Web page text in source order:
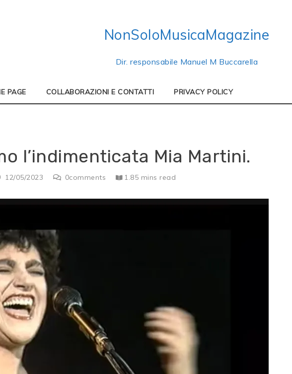
NonSoloMusicaMagazine
Dir. responsabile Manuel M Buccarella
PAGE COLLABORAZIONI E CONTATTI PRIVACY POLICY
l’indimenticata Mia Martini.
12/05/2023 0comments 1.85 mins read